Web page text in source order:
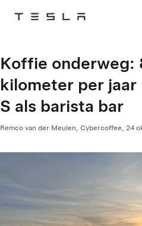
Tesla
Koffie
kilometer per
S als barista bar
Remco van der Meulen, Cybercoffee, 24